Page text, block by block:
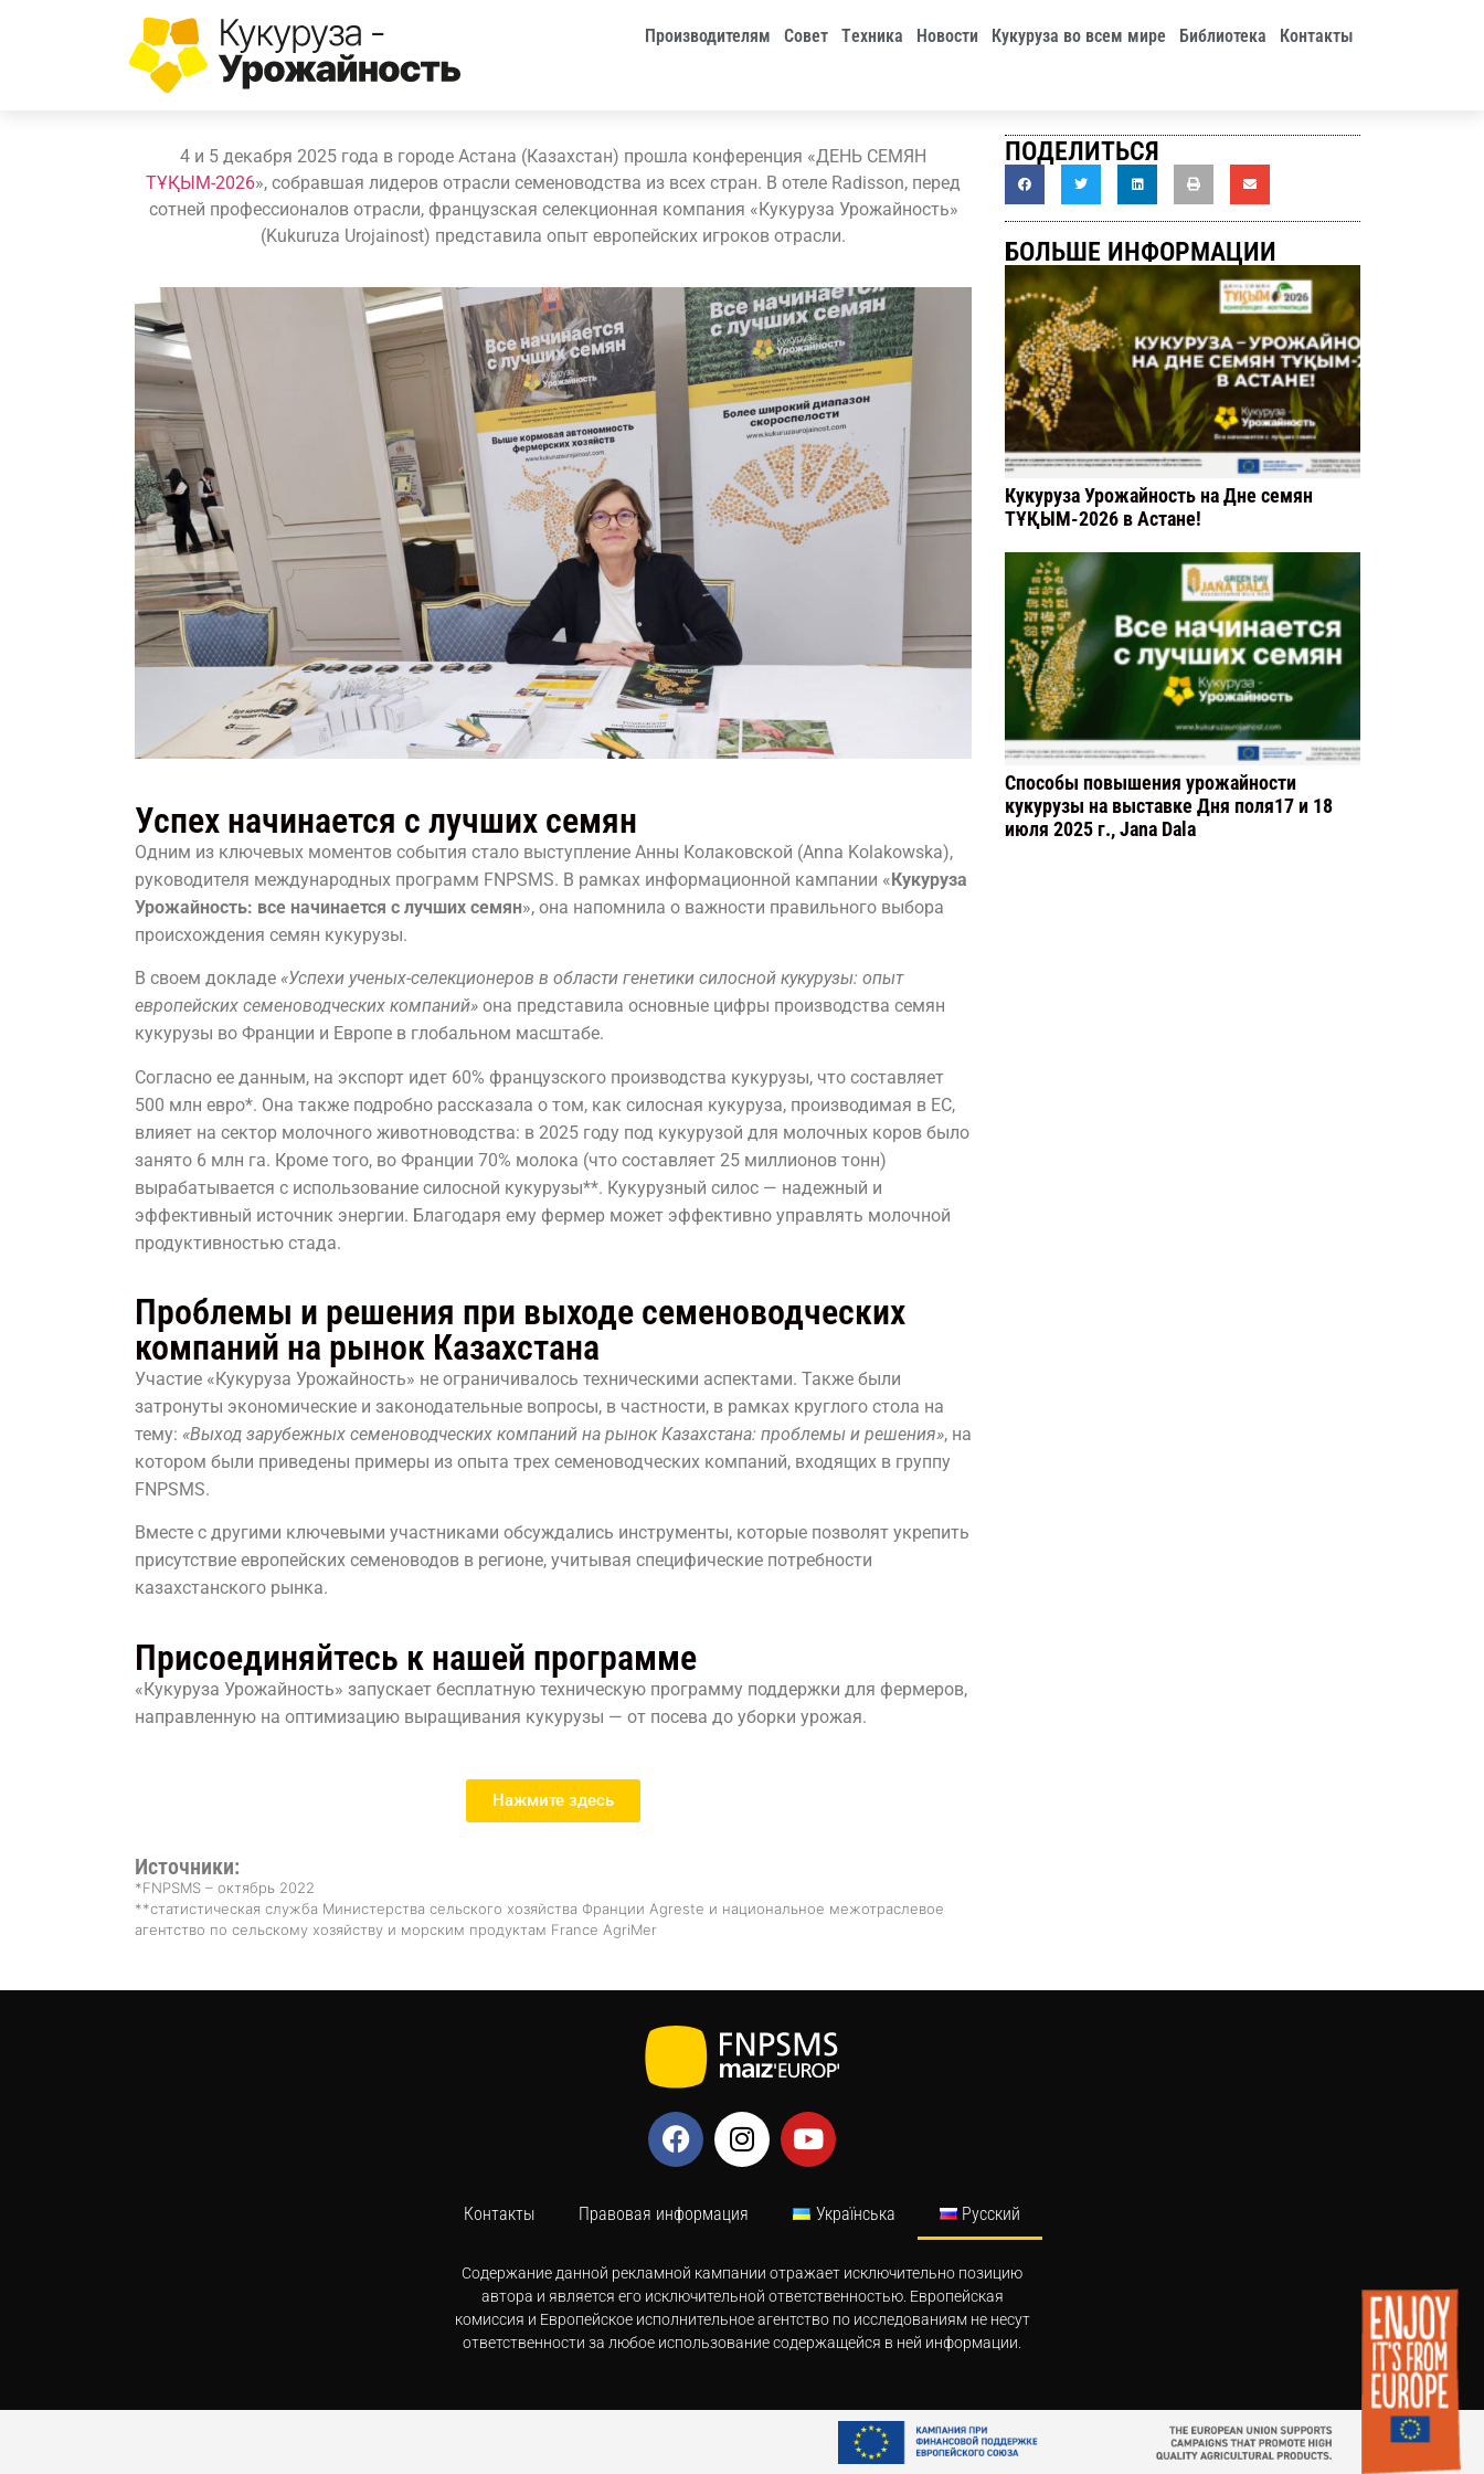
Производителям Совет Tехника Новости Кукуруза во всем мире Библиотека Контакты
4 и 5 декабря 2025 года в городе Астана (Казахстан) прошла конференция «ДЕНЬ СЕМЯН
ТҰҚЫМ-2026», собравшая лидеров отрасли семеноводства из всех стран. В отеле Radisson, перед
сотней профессионалов отрасли, французская селекционная компания «Кукуруза Урожайность»
(Kukuruza Urojainost) представила опыт европейских игроков отрасли.
Успех начинается с лучших семян
Одним из ключевых моментов события стало выступление Анны Колаковской (Anna Kolakowska),
руководителя международных программ FNPSMS. В рамках информационной кампании «Кукуруза
Урожайность: все начинается с лучших семян», она напомнила о важности правильного выбора
происхождения семян кукурузы.
В своем докладе «Успехи ученых-селекционеров в области генетики силосной кукурузы: опыт
европейских семеноводческих компаний» она представила основные цифры производства семян
кукурузы во Франции и Европе в глобальном масштабе.
Согласно ее данным, на экспорт идет 60% французского производства кукурузы, что составляет
500 млн евро*. Она также подробно рассказала о том, как силосная кукуруза, производимая в ЕС,
влияет на сектор молочного животноводства: в 2025 году под кукурузой для молочных коров было
занято 6 млн га. Кроме того, во Франции 70% молока (что составляет 25 миллионов тонн)
вырабатывается с использование силосной кукурузы**. Кукурузный силос — надежный и
эффективный источник энергии. Благодаря ему фермер может эффективно управлять молочной
продуктивностью стада.
Проблемы и решения при выходе семеноводческих
компаний на рынок Казахстана
Участие «Кукуруза Урожайность» не ограничивалось техническими аспектами. Также были
затронуты экономические и законодательные вопросы, в частности, в рамках круглого стола на
тему: «Выход зарубежных семеноводческих компаний на рынок Казахстана: проблемы и решения», на
котором были приведены примеры из опыта трех семеноводческих компаний, входящих в группу
FNPSMS.
Вместе с другими ключевыми участниками обсуждались инструменты, которые позволят укрепить
присутствие европейских семеноводов в регионе, учитывая специфические потребности
казахстанского рынка.
Присоединяйтесь к нашей программе
«Кукуруза Урожайность» запускает бесплатную техническую программу поддержки для фермеров,
направленную на оптимизацию выращивания кукурузы — от посева до уборки урожая.
Нажмите здесь
Источники:
*FNPSMS – октябрь 2022
**статистическая служба Министерства сельского хозяйства Франции Agreste и национальное межотраслевое
агентство по сельскому хозяйству и морским продуктам France AgriMer
ПОДЕЛИТЬСЯ
БОЛЬШЕ ИНФОРМАЦИИ
Кукуруза Урожайность на Дне семян
TҰҚЫМ-2026 в Астане!
Способы повышения урожайности
кукурузы на выставке Дня поля17 и 18
июля 2025 г., Jana Dala
Контакты Правовая информация Українська Русский
Содержание данной рекламной кампании отражает исключительно позицию
автора и является его исключительной ответственностью. Европейская
комиссия и Европейское исполнительное агентство по исследованиям не несут
ответственности за любое использование содержащейся в ней информации.